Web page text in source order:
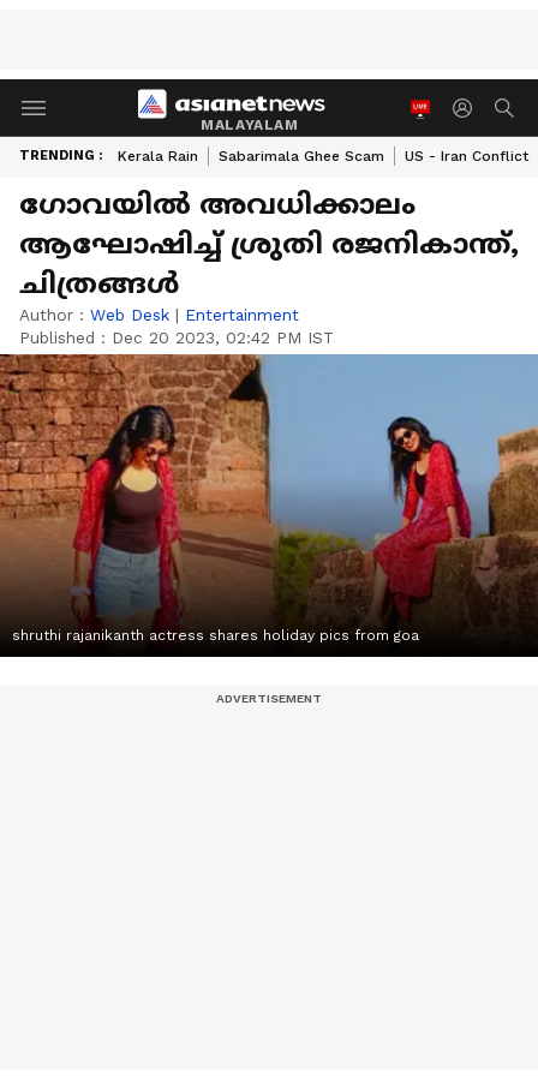
MALAYALAM
TRENDING : Kerala Rain Sabarimala Ghee Scam US - Iran Conflict
ഗോവയിൽ അവധിക്കാലം
ആഘോഷിച്ച് ശ്രുതി രജനികാന്ത്,
ചിത്രങ്ങൾ
Author : Web Desk | Entertainment
Published : Dec 20 2023, 02:42 PM IST
shruthi rajanikanth actress shares holiday pics from goa